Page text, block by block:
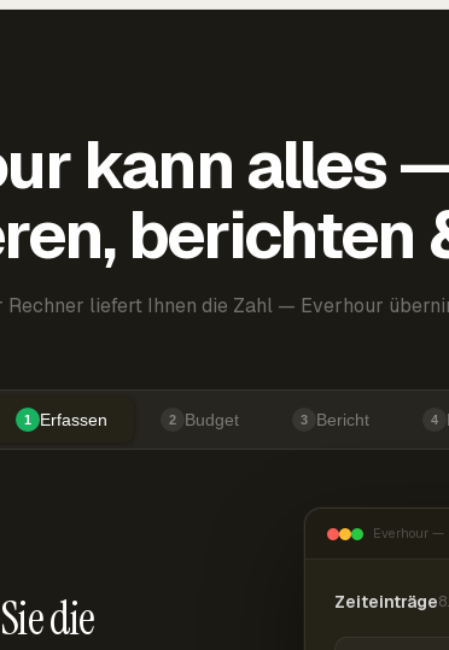
kann alles
berichten
Rechner liefert Ihnen die Zahl — Everhour
1 Erfassen 2 Budget 3 Bericht 4
die
Everhour —
Zeiteinträge